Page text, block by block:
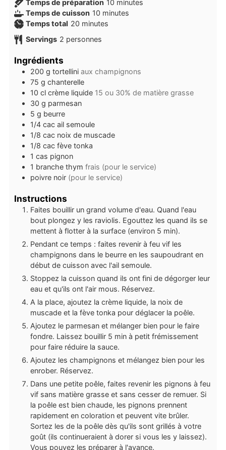
Temps de préparation 10 minutes
minutes
Temps de cuisson 10 minutes
minutes
Temps total 20 minutes
minutes
Servings 2 personnes
Ingrédients
200 g tortellini aux champignons
75 g chanterelle
10 cl crème liquide 15 ou 30% de matière grasse
30 g parmesan
5 g beurre
1/4 cac ail semoule
1/8 cac noix de muscade
1/8 cac fève tonka
1 cas pignon
1 branche thym frais (pour le service)
poivre noir (pour le service)
Instructions
Faites bouillir un grand volume d'eau. Quand l'eau
bout plongez y les raviolis. Egouttez les quand ils se
mettent à flotter à la surface (environ 5 min).
Pendant ce temps : faites revenir à feu vif les
champignons dans le beurre en les saupoudrant en
début de cuisson avec l'ail semoule.
Stoppez la cuisson quand ils ont fini de dégorger leur
eau et qu'ils ont l'air mous. Réservez.
A la place, ajoutez la crème liquide, la noix de
muscade et la fève tonka pour déglacer la poêle.
Ajoutez le parmesan et mélanger bien pour le faire
fondre. Laissez bouillir 5 min à petit frémissement
pour faire réduire la sauce.
Ajoutez les champignons et mélangez bien pour les
enrober. Réservez.
Dans une petite poêle, faites revenir les pignons à feu
vif sans matière grasse et sans cesser de remuer. Si
la poêle est bien chaude, les pignons prennent
rapidement en coloration et peuvent vite brûler.
Sortez les de la poêle dès qu'ils sont grillés à votre
goût (ils continueraient à dorer si vous les y laissez).
Vous pouvez les préparer à l'avance.